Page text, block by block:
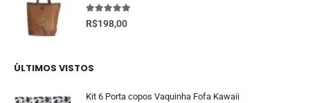
5.00 fora de 5
R$198,00
ÚLTIMOS VISTOS
Kit 6 Porta copos Vaquinha Fofa Kawaii